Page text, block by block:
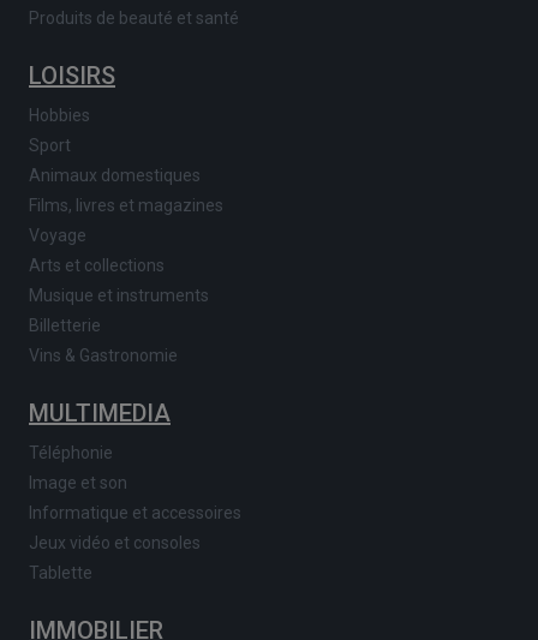
Produits de beauté et santé
LOISIRS
Hobbies
Sport
Animaux domestiques
Films, livres et magazines
Voyage
Arts et collections
Musique et instruments
Billetterie
Vins & Gastronomie
MULTIMEDIA
Téléphonie
Image et son
Informatique et accessoires
Jeux vidéo et consoles
Tablette
IMMOBILIER